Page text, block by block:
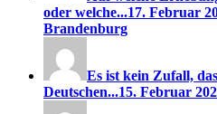
oder welche...17. Februar
Brandenburg
Es ist kein Zufall,
Deutschen...15. Februar